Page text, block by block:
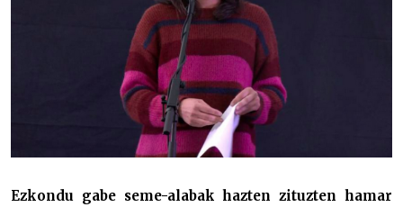
Ezkondu gabe seme-alabak hazten zituzten hamar